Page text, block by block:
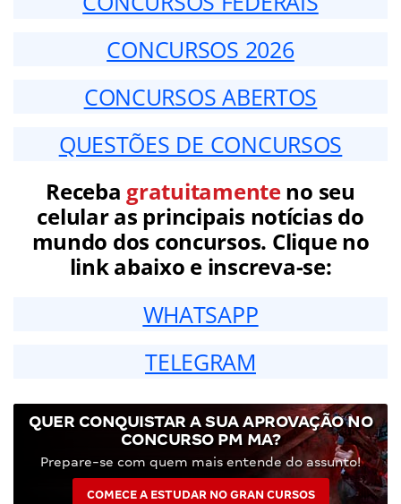
CONCURSOS 2026
CONCURSOS ABERTOS
QUESTÕES DE CONCURSOS
Receba gratuitamenteno seu
celular as principais notícias do
mundo dos concursos. Clique no
link abaixo e inscreva-se:
WHATSAPP
TELEGRAM
QUER CONQUISTAR A SUA APROVAÇÃO NO
CONCURSO PM MA?
Prepare-se com quem mais entende do assunto!
COMECE A ESTUDAR NO GRAN CURSOS